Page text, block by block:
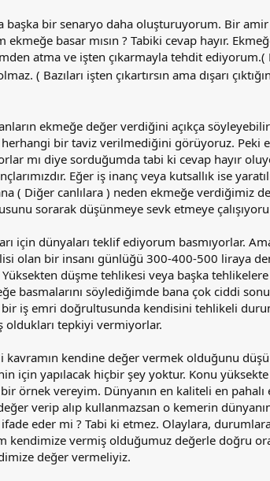
başka bir senaryo daha oluşturuyorum. Bir
ekmeğe basar mısın ? Tabiki cevap hayır.
atma ve işten çıkarmayla tehdit ediyorum.(
( Bazıları işten çıkartırsın ama dışarı
ekmeğe değer verdiğini açıkça
bir taviz verilmediğini görüyoruz. Peki
mı diye sorduğumda tabi ki cevap hayır
Eğer iş inanç veya kutsallık ise
( Diğer canlılara ) neden ekmeğe verdiğimiz
sorarak düşünmeye sevk etmeye
için dünyaları teklif ediyorum basmıyorlar.
olan bir insanı günlüğü 300-400-500 liraya
düşme tehlikesi veya başka
basmalarını söylediğimde bana çok ciddi
iş emri doğrultusunda kendisini tehlikeli
oldukları tepkiyi vermiyorlar.
kavramın kendine değer vermek olduğunu
için yapılacak hiçbir şey yoktur. Konu
örnek vereyim. Dünyanın en kaliteli en
verip alıp kullanmazsan o kemerin
eder mi ? Tabi ki etmez. Olaylara,
kendimize vermiş olduğumuz değerle doğru
değer vermeliyiz.